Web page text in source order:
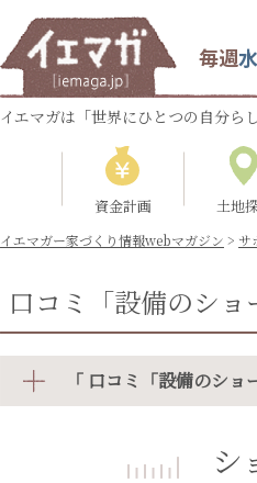
毎週
イエマガは「世界にひとつの自分ら
資金計画 土地
イエマガー家づくり情報webマガジン > サ
口コミ「設備のショ
「 口コミ「設備のシ
シ